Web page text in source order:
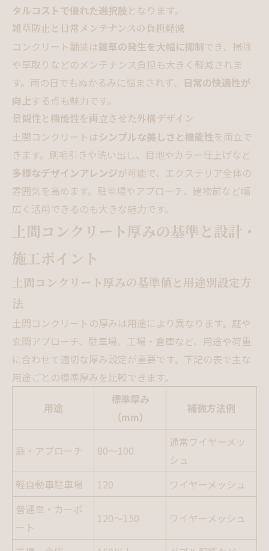
タルコストで優れた選択肢となります。
雑草防止と日常メンテナンスの負担軽減
コンクリート舗装は雑草の発生を大幅に抑制でき、掃除
や草取りなどのメンテナンス負担も大きく軽減されま
す。雨の日でもぬかるみに悩まされず、
日常の快適性が
向上する点も魅力です。
景観性と機能性を両立させた外構デザイン
土間コンクリートはシンプルな美しさと機能性を両立で
きます。刷毛引きや洗い出し、目地やカラー仕上げなど
多様なデザインアレンジが可能で、エクステリア全体の
雰囲気を高めます。駐車場やアプローチ、建物前など幅
広く活用できるのも大きな魅力です。
土間コンクリート厚みの基準と設計・
施工ポイント
土間コンクリート厚みの基準値と用途別設定方
法
土間コンクリートの厚みは用途により異なります。庭や
玄関アプローチ、駐車場、工場・倉庫など、用途や荷重
に合わせて適切な厚み設定が重要です。下記の表で主な
用途ごとの標準厚みを比較できます。
用途
標準厚み
（mm）
補強方法例
庭・アプローチ 80～100
通常ワイヤーメッ
シュ
軽自動車駐車場
120
ワイヤーメッシュ
普通車・カーポ
ート
120～150 ワイヤーメッシュ